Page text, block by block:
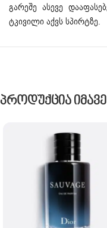
გარეშე ასევე
ტკივილი აქვს სპირტზე.
Პროდუქცია